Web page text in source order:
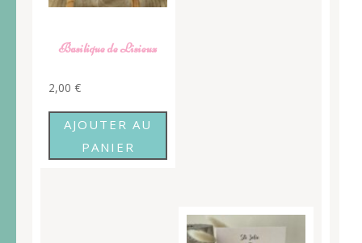
Basilique de Lisieux
2,00 €
AJOUTER AU
PANIER